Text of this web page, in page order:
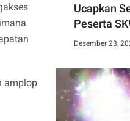
amplop
Ucapkan
Peserta
Desember 23,